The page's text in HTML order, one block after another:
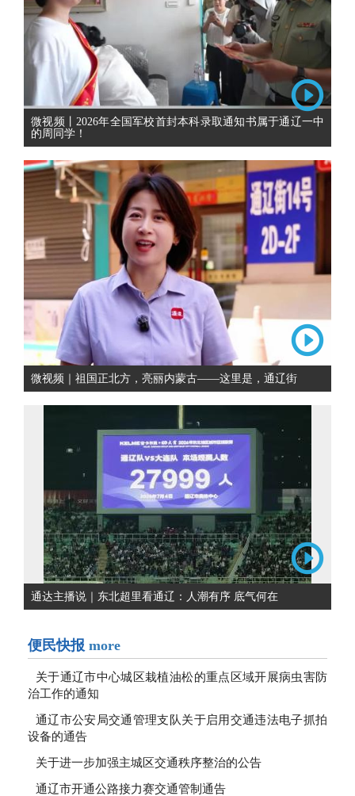
微视频丨2026年全国军校首封本科录取通知书属于通辽一中
的周同学！
微视频｜祖国正北方，亮丽内蒙古——这里是，通辽街
通达主播说｜东北超里看通辽：人潮有序 底气何在
便民快报 more
关于通辽市中心城区栽植油松的重点区域开展病虫害防
治工作的通知
通辽市公安局交通管理支队关于启用交通违法电子抓拍
设备的通告
关于进一步加强主城区交通秩序整治的公告
通辽市开通公路接力赛交通管制通告